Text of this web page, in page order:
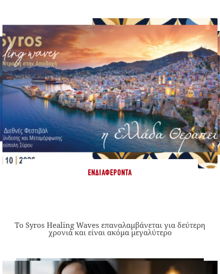
ΕΝΔΙΑΦΈΡΟΝΤΑ
Το Syros Healing Waves επαναλαμβάνεται για δεύτερη
χρονιά και είναι ακόμα μεγαλύτερο